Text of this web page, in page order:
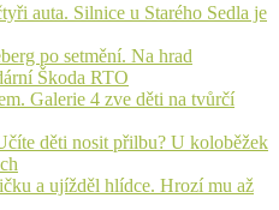
auta. Silnice u Starého Sedla je
po setmění. Na hrad
Škoda RTO
Galerie 4 zve děti na tvůrčí
děti nosit přilbu? U koloběžek
a ujížděl hlídce. Hrozí mu až